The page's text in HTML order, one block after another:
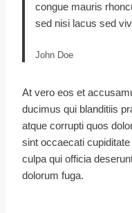
congue mauris
sed nisi lacus sed
John Doe
At vero eos et
ducimus qui blanditiis
atque corrupti quos
sint occaecati
culpa qui officia
dolorum fuga.